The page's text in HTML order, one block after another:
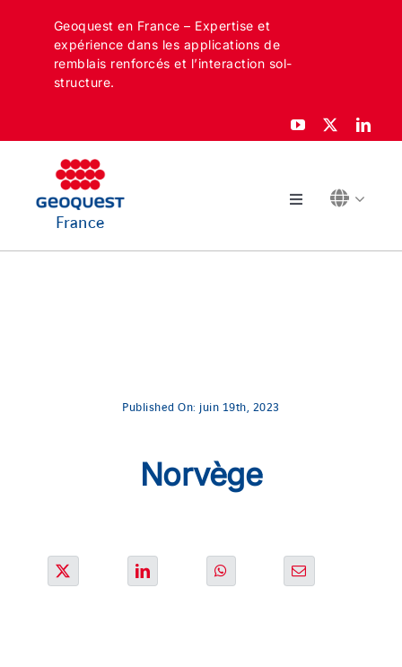
Geoquest en France – Expertise et
expérience dans les applications de
remblais renforcés et l’interaction sol-
structure.
France
Toggle
Published On: juin 19th, 2023
Norvège